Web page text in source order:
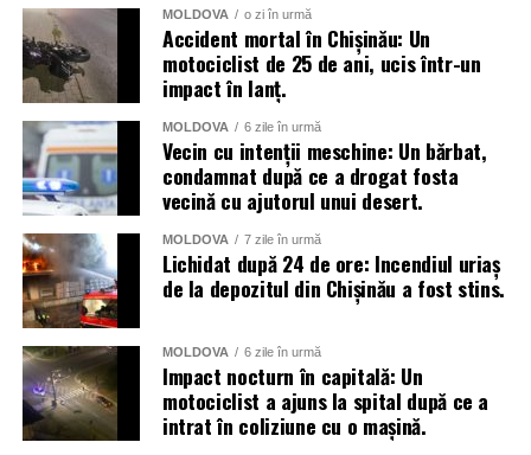
MOLDOVA o zi în urmă
Accident mortal în Chișinău: Un
motociclist de 25 de ani, ucis într-un
impact în lanț.
MOLDOVA 6 zile în urmă
Vecin cu intenții meschine: Un bărbat,
condamnat după ce a drogat fosta
vecină cu ajutorul unui desert.
MOLDOVA 7 zile în urmă
Lichidat după 24 de ore: Incendiul uriaș
de la depozitul din Chișinău a fost stins.
MOLDOVA 6 zile în urmă
Impact nocturn în capitală: Un
motociclist a ajuns la spital după ce a
intrat în coliziune cu o mașină.